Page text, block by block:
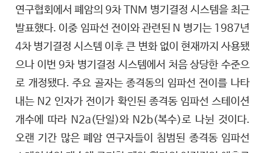
연구협회에서 폐암의 9차 TNM 병기결정 시스템을 최근
발표했다. 이중 임파선 전이와 관련된 N 병기는 1987년
4차 병기결정 시스템 이후 큰 변화 없이 현재까지 사용됐
으나 이번 9차 병기결정 시스템에서 처음 상당한 수준으
로 개정됐다. 주요 골자는 종격동의 임파선 전이를 나타
내는 N2 인자가 전이가 확인된 종격동 임파선 스테이션
개수에 따라 N2a(단일)와 N2b(복수)로 나뉜 것이다.
오랜 기간 많은 폐암 연구자들이 침범된 종격동 임파선